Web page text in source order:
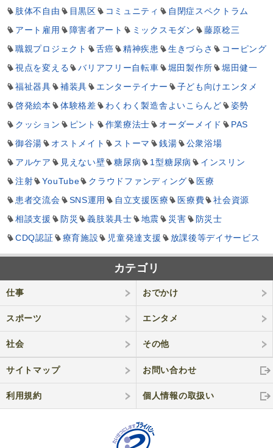
肢体不自由
目黒区 コミュニティ
自閉症スペクトラム
アート雇用
障害者アート ミックスモダン
藤原稔三
職親プロジェクト
舌癌 精神疾患 生きづらさ
コーピング
視点を変える
バリアフリー自転車 堀田製作所
堀田健一
福祉器具
補装具 エンターテイナー
子ども向けエンタメ
啓発絵本
体験格差 わくわく製造舎よいこらんど
姿勢
クッション
ピント 作業療法士 オーダーメイド
PAS
御谷湯
オストメイト ストーマ 銭湯
公衆浴場
アルケア
見えない壁 糖尿病 1型糖尿病
インスリン
注射
YouTube クラウドファンディング
医療
患者交流会
SNS運用 自立支援医療 医療費
社会資源
相談支援
防災 義肢装具士 地震 災害
防災士
CDQ認証
療育施設 児童発達支援 放課後等デイサービス
カテゴリ
仕事 おでかけ
スポーツ エンタメ
社会 その他
サイトマップ お問い合わせ
利用規約 個人情報の取扱い